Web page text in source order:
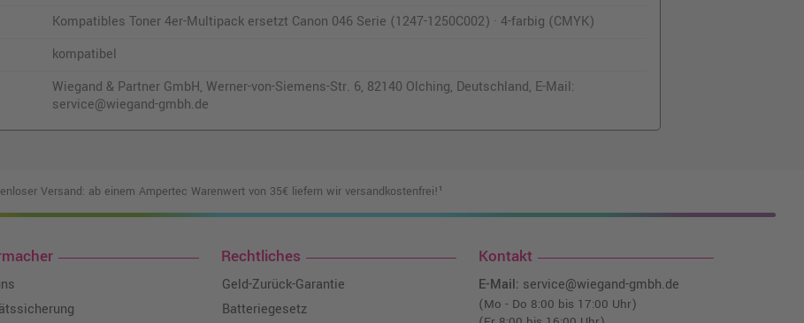
Kompatibles Toner 4er-Multipack ersetzt Canon 046 Serie (1247-1250C002) · 4-farbig (CMYK)
kompatibel
Wiegand & Partner GmbH, Werner-von-Siemens-Str. 6, 82140 Olching, Deutschland, E-Mail:
service@wiegand-gmbh.de
Versand: ab einem Ampertec Warenwert von 35€ liefern wir versandkostenfrei!¹
Rechtliches
Geld-Zurück-Garantie
Batteriegesetz
Kontakt
E-Mail: service@wiegand-gmbh.de
(Mo - Do 8:00 bis 17:00 Uhr)